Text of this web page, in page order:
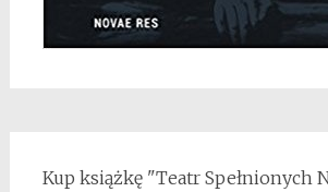
Kup książkę "Teatr Spełnionych